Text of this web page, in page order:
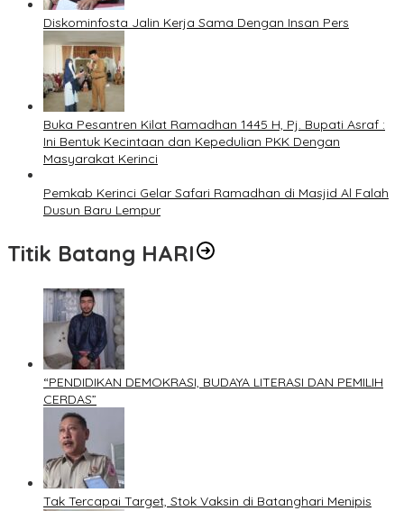
Diskominfosta Jalin Kerja Sama Dengan Insan Pers
Buka Pesantren Kilat Ramadhan 1445 H, Pj. Bupati Asraf :
Ini Bentuk Kecintaan dan Kepedulian PKK Dengan
Masyarakat Kerinci
Pemkab Kerinci Gelar Safari Ramadhan di Masjid Al Falah
Dusun Baru Lempur
Titik Batang HARI
“PENDIDIKAN DEMOKRASI, BUDAYA LITERASI DAN PEMILIH
CERDAS”
Tak Tercapai Target, Stok Vaksin di Batanghari Menipis